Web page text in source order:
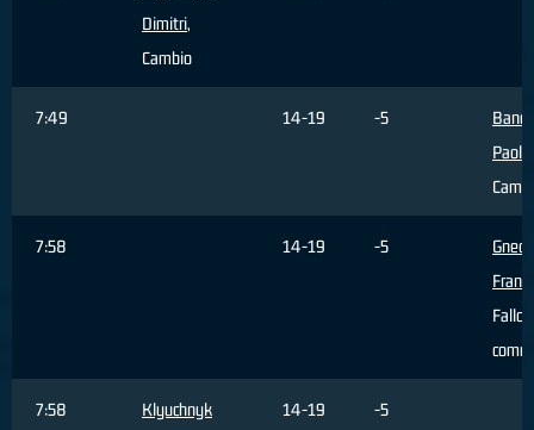
Dimitri,
Cambio
7:49 14-19 -5
Paolo
7:58 14-19 -5
Fallo
7:58
Klyuchnyk
14-19 -5